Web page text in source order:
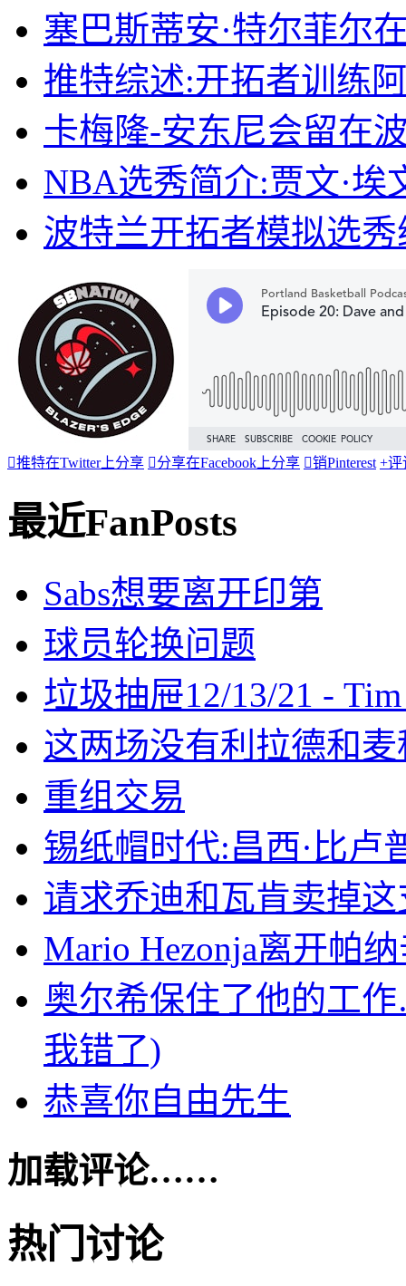
塞巴斯蒂安·特尔菲尔
推特综述:开拓者训练
卡梅隆-安东尼会留在
NBA选秀简介:贾文·埃
波特兰开拓者模拟选秀
推特在Twitter上分享 分享在Facebook上分享 销Pinterest +评
最近FanPosts
Sabs想要离开印第
球员轮换问题
垃圾抽屉12/13/21 -
这两场没有利拉德和
重组交易
锡纸帽时代:昌西·比卢
请求乔迪和瓦肯卖掉
Mario Hezonja离开帕
奥尔希保住了他的工
我错了)
恭喜你自由先生
加载评论……
热门讨论